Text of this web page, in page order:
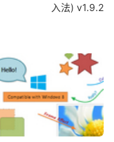
入法) v1.9.2